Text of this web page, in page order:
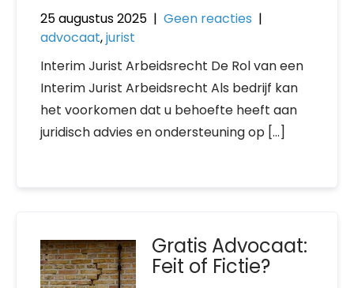
25 augustus 2025 | Geen reacties |
advocaat,jurist
Interim Jurist Arbeidsrecht De Rol van een
Interim Jurist Arbeidsrecht Als bedrijf kan
het voorkomen dat u behoefte heeft aan
juridisch advies en ondersteuning op […]
Gratis Advocaat:
Feit of Fictie?